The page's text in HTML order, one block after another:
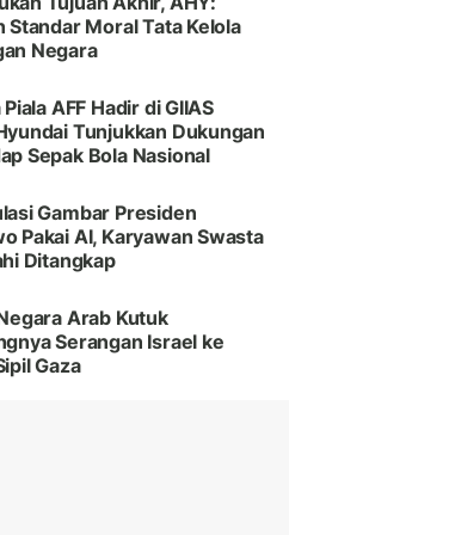
Standar Moral Tata Kelola
Negara
AFF Hadir di GIIAS
Tunjukkan Dukungan
Sepak Bola Nasional
Gambar Presiden
Pakai AI, Karyawan Swasta
Ditangkap
Arab Kutuk
Serangan Israel ke
Gaza